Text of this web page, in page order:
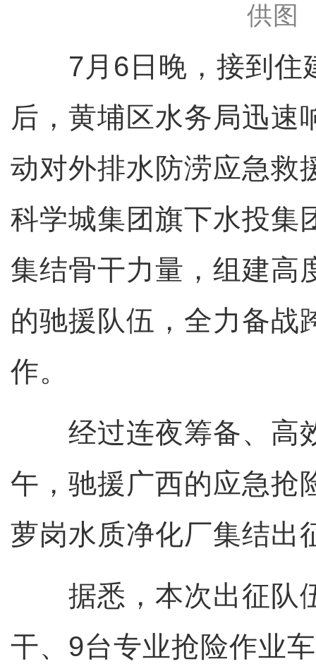
供图
7月6日晚，接到住
后，黄埔区水务局迅速
动对外排水防涝应急救
科学城集团旗下水投集
集结骨干力量，组建高
的驰援队伍，全力备战
作。
经过连夜筹备、高
午，驰援广西的应急抢
萝岗水质净化厂集结出
据悉，本次出征队
干、9台专业抢险作业